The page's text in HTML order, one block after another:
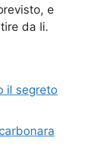
e
da li.
il segreto